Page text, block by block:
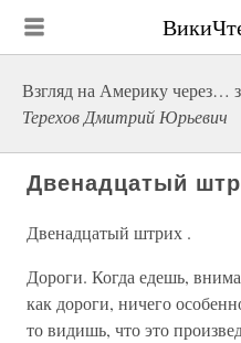
Взгляд на Америку через…
Терехов Дмитрий Юрьевич
Двенадцатый
Двенадцатый штрих .
Дороги. Когда едешь,
как дороги, ничего
то видишь, что это